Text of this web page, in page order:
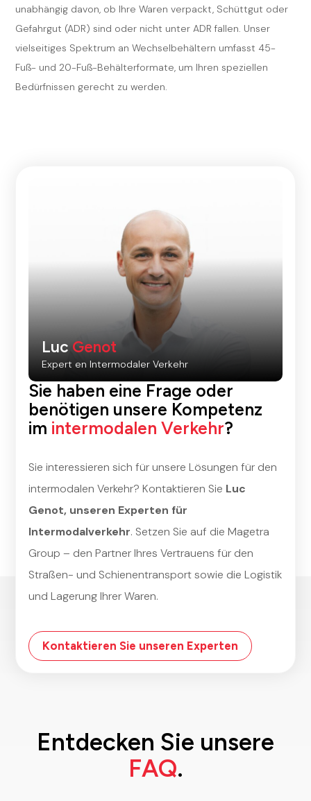
unabhängig davon, ob Ihre Waren verpackt, Schüttgut oder
Gefahrgut (ADR) sind oder nicht unter ADR fallen. Unser
vielseitiges Spektrum an Wechselbehältern umfasst 45-
Fuß- und 20-Fuß-Behälterformate, um Ihren speziellen
Bedürfnissen gerecht zu werden.
Sie haben eine Frage oder
benötigen unsere Kompetenz
im intermodalen Verkehr?
Sie interessieren sich für unsere Lösungen für den
intermodalen Verkehr? Kontaktieren Sie Luc
Genot, unseren Experten für
Intermodalverkehr. Setzen Sie auf die Magetra
Group – den Partner Ihres Vertrauens für den
Straßen- und Schienentransport sowie die Logistik
und Lagerung Ihrer Waren.
Kontaktieren Sie unseren Experten
LucGenot
Expert en Intermodaler Verkehr
Entdecken Sie unsere
FAQ.